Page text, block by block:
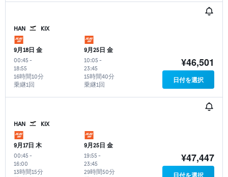
HAN KIX
9月18日 金
00:45 -
18:55
乗継1回
16時間10分
9月25日 金
10:05 -
23:45
乗継1回
15時間40分
¥46,501
日付を選択
HAN KIX
9月17日 木
00:45 -
16:00
13時間15分
9月25日 金
19:55 -
23:45
29時間50分
¥47,447
日付を選択